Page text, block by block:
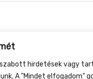
hirdetések vagy
A "Mindet
Gyüttment